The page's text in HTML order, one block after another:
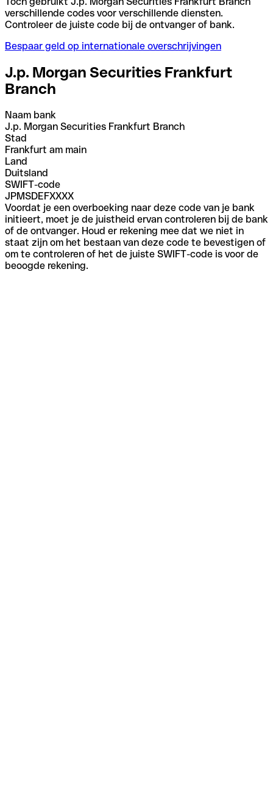
verschillende codes voor verschillende diensten.
Controleer de juiste code bij de ontvanger of bank.
Bespaar geld op internationale overschrijvingen
J.p. Morgan Securities Frankfurt
Branch
Naam bank
J.p. Morgan Securities Frankfurt Branch
Stad
Frankfurt am main
Land
Duitsland
SWIFT-code
JPMSDEFXXXX
Voordat je een overboeking naar deze code van je bank
initieert, moet je de juistheid ervan controleren bij de bank
of de ontvanger. Houd er rekening mee dat we niet in
staat zijn om het bestaan van deze code te bevestigen of
om te controleren of het de juiste SWIFT-code is voor de
beoogde rekening.